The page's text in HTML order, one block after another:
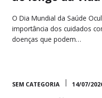
O Dia Mundial da Saúde
importância dos cuidados
doenças que podem…
SEM CATEGORIA 14/07/